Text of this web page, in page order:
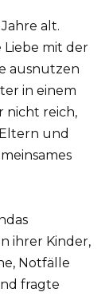
alt.
Liebe mit der
ausnutzen
in einem
nicht reich,
und
ihrer Kinder,
Notfälle
fragte